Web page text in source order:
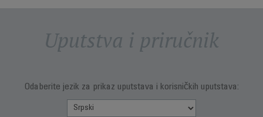
Uputstva i priručnik
Odaberite jezik za prikaz uputstava i korisničkih uputstava: